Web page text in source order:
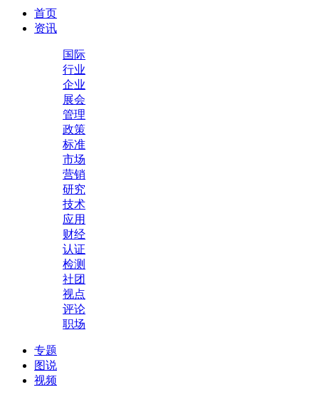
首页
资讯
国际
行业
企业
展会
管理
政策
标准
市场
营销
研究
技术
应用
财经
认证
检测
社团
视点
评论
职场
专题
图说
视频